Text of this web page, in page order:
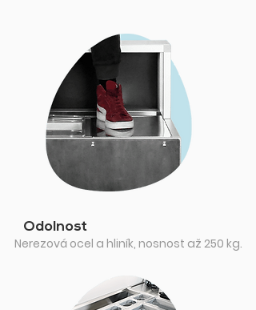
Odolnost
Nerezová ocel a hliník, nosnost až 250 kg.